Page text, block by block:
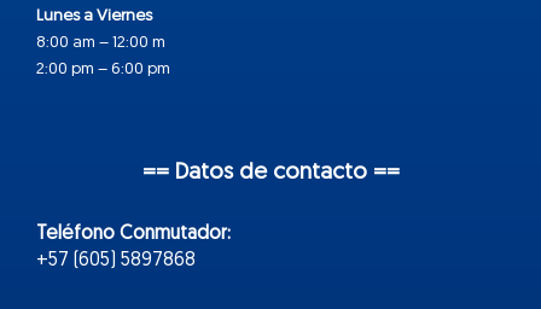
Lunes a Viernes
8:00 am – 12:00 m
2:00 pm – 6:00 pm
== Datos de contacto ==
Teléfono Conmutador:
+57 (605) 5897868